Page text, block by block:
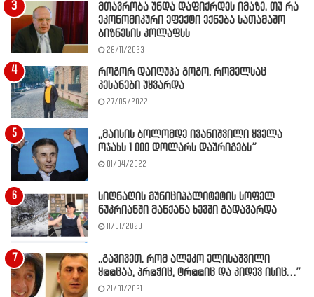
მთავრობა უნდა დაფიქრდეს იმაზე, თუ რა
ეკონომიკური ეფექტი ექნება სათამაშო
ბიზნესის კოლაფსს
28/11/2023
როგორ დაიღუპა გოგო, რომელსაც
კესანები უყვარდა
27/05/2022
,,მაისის ბოლომდე ივანიშვილი ყველა
ოჯახს 1 000 დოლარს დაურიგებს”
01/04/2022
სიღნაღის მუნიციპალიტეტის სოფელ
ნუკრიანში მანქანა ხევში გადავარდა
11/01/2023
,,გავივეთ, რომ ალეკო ელისაშვილი
ყ@@ცაა, პრ@ჭიც, ტრ@@იც და კიდევ ისიც…”
21/01/2021